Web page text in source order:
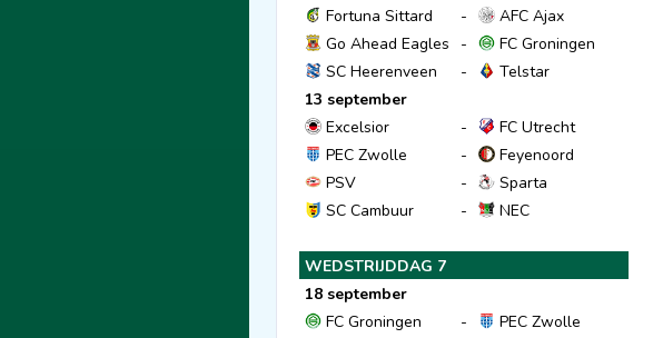
Fortuna Sittard
-
AFC Ajax
Go Ahead Eagles
-
FC Groningen
SC Heerenveen
-
Telstar
13 september
Excelsior
-
FC Utrecht
PEC Zwolle
-
Feyenoord
PSV
-
Sparta
SC Cambuur
- NEC
WEDSTRIJDDAG 7
18 september
FC Groningen
-
PEC Zwolle